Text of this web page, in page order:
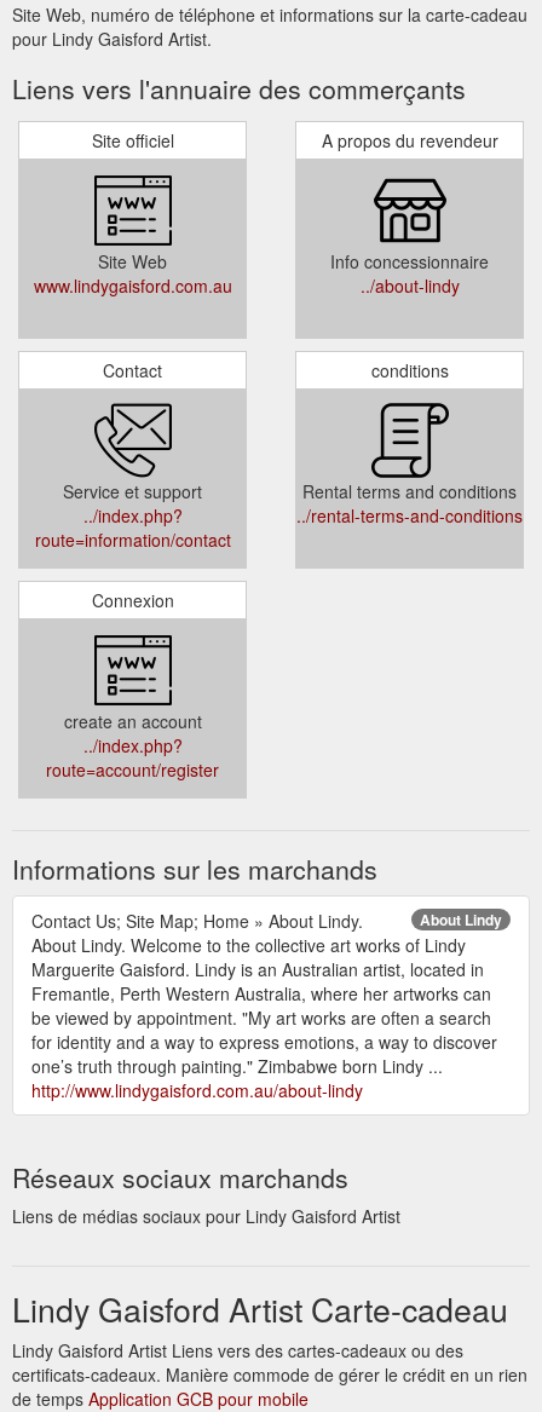
Site Web, numéro de téléphone et informations sur la carte-cadeau
pour Lindy Gaisford Artist.
Liens vers l'annuaire des commerçants
Site officiel
Site Web
www.lindygaisford.com.au
A propos du revendeur
Info concessionnaire
../about-lindy
Contact
Service et support
../index.php?
route=information/contact
conditions
Rental terms and conditions
../rental-terms-and-conditions
Connexion
create an account
../index.php?
route=account/register
Informations sur les marchands
About Lindy
Contact Us; Site Map; Home » About Lindy.
About Lindy. Welcome to the collective art works of Lindy
Marguerite Gaisford. Lindy is an Australian artist, located in
Fremantle, Perth Western Australia, where her artworks can
be viewed by appointment. "My art works are often a search
for identity and a way to express emotions, a way to discover
one’s truth through painting." Zimbabwe born Lindy ...
http://www.lindygaisford.com.au/about-lindy
Réseaux sociaux marchands
Liens de médias sociaux pour Lindy Gaisford Artist
Lindy Gaisford Artist Carte-cadeau
Lindy Gaisford Artist Liens vers des cartes-cadeaux ou des
certificats-cadeaux. Manière commode de gérer le crédit en un rien
de temps Application GCB pour mobile